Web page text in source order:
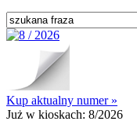
Kup aktualny numer »
Już w kioskach: 8/2026